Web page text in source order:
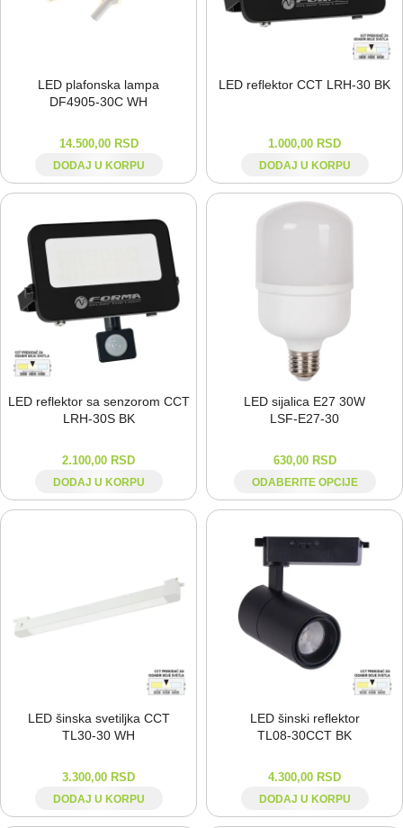
LED plafonska lampa
DF4905-⁠30C WH
14.500,00 RSD
DODAJ U KORPU
LED reflektor CCT LRH-⁠30 BK
1.000,00 RSD
DODAJ U KORPU
LED reflektor sa senzorom CCT
LRH-⁠30S BK
2.100,00 RSD
DODAJ U KORPU
LED sijalica E27 30W
LSF-⁠E27-⁠30
630,00 RSD
ODABERITE OPCIJE
LED šinska svetiljka CCT
TL30-⁠30 WH
3.300,00 RSD
DODAJ U KORPU
LED šinski reflektor
TL08-⁠30CCT BK
4.300,00 RSD
DODAJ U KORPU